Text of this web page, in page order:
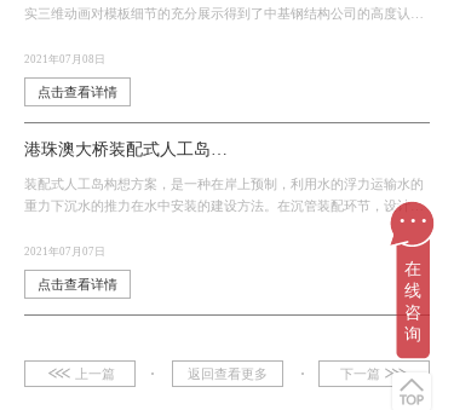
实三维动画对模板细节的充分展示得到了中基钢结构公司的高度认
2021年07月08日
点击查看详情
装配式人工岛构想方案，是一种在岸上预制，利用水的浮力运输水的
重力下沉水的推力在水中安装的建设方法。在沉管装配环节，设计师
用剖面图展现装配时的运动轨迹，给人一种直观可视化的感觉。
2021年07月07日
点击查看详情
上一篇 返回查看更多 下一篇
...
在
线
咨
询